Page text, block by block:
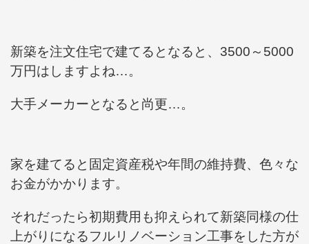
新築を注文住宅で建てるとなると、3500～5000
万円はしますよね…。
大手メーカーとなると尚更…。
家を建てると固定資産税や年間の維持費、色々な
お金がかかります。
それだったら初期費用も抑えられて新築同様の仕
上がりになるフルリノベーション工事をした方が